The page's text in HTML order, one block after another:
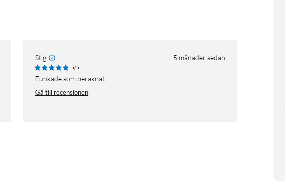
Stig 5 månader sedan
5/5
Funkade som beräknat.
Gå till recensionen